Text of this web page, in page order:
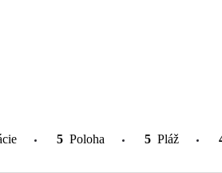
5 Poloha 5 Pláž